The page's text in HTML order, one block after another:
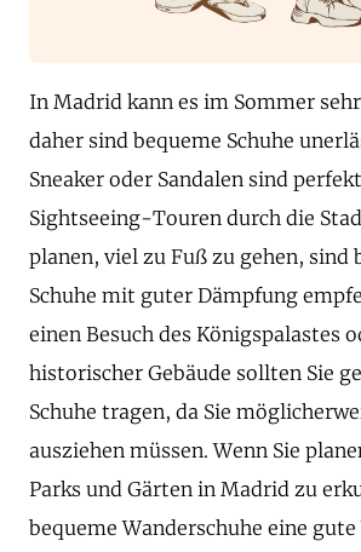
In Madrid kann es im Sommer
daher sind bequeme Schuhe
Sneaker oder Sandalen sind
Sightseeing-Touren durch die
planen, viel zu Fuß zu gehen, sind
Schuhe mit guter Dämpfung
einen Besuch des Königspalastes
historischer Gebäude sollten Sie
Schuhe tragen, da Sie
ausziehen müssen. Wenn Sie
Parks und Gärten in Madrid zu
bequeme Wanderschuhe eine gute